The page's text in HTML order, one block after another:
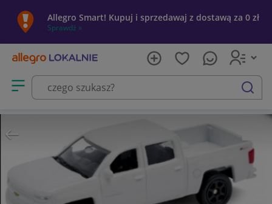
Allegro Smart! Kupuj i sprzedawaj z dostawą za 0 zł
Sprawdź »
Otwórz menu z kategoriami
szukaj